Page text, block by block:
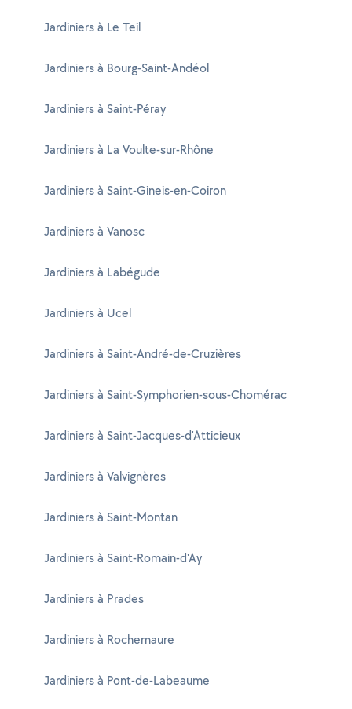
Jardiniers à Le Teil
Jardiniers à Bourg-Saint-Andéol
Jardiniers à Saint-Péray
Jardiniers à La Voulte-sur-Rhône
Jardiniers à Saint-Gineis-en-Coiron
Jardiniers à Vanosc
Jardiniers à Labégude
Jardiniers à Ucel
Jardiniers à Saint-André-de-Cruzières
Jardiniers à Saint-Symphorien-sous-Chomérac
Jardiniers à Saint-Jacques-d'Atticieux
Jardiniers à Valvignères
Jardiniers à Saint-Montan
Jardiniers à Saint-Romain-d'Ay
Jardiniers à Prades
Jardiniers à Rochemaure
Jardiniers à Pont-de-Labeaume